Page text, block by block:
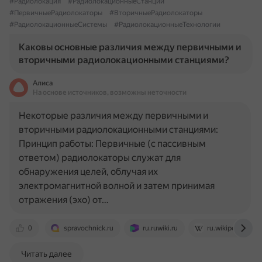
#ПервичныеРадиолокаторы
#ВторичныеРадиолокаторы
#РадиолокационныеСистемы
#РадиолокационныеТехнологии
Каковы основные различия между первичными и
вторичными радиолокационными станциями?
Алиса
На основе источников, возможны неточности
0 spravochnick.ru ru.ruwiki.ru ru.wikipedia.org
Некоторые различия между первичными и
вторичными радиолокационными станциями:
Принцип работы: Первичные (с пассивным
ответом) радиолокаторы служат для
обнаружения целей, облучая их
электромагнитной волной и затем принимая
отражения (эхо) от…
Читать далее